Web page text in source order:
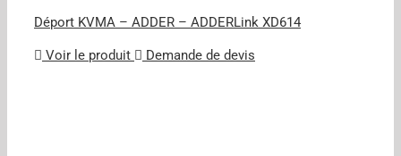
Déport KVMA – ADDER – ADDERLink XD614
Voir le produit Demande de devis